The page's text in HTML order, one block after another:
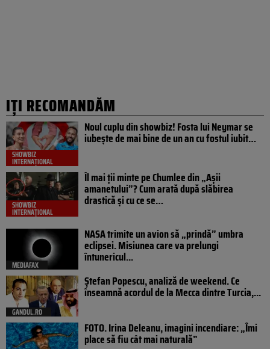
IȚI RECOMANDĂM
SHOWBIZ
INTERNAȚIONAL
Noul cuplu din showbiz! Fosta lui Neymar se
iubește de mai bine de un an cu fostul iubit…
SHOWBIZ
INTERNAȚIONAL
Îl mai ții minte pe Chumlee din „Așii
amanetului”? Cum arată după slăbirea
drastică și cu ce se…
MEDIAFAX
NASA trimite un avion să „prindă” umbra
eclipsei. Misiunea care va prelungi
întunericul...
GANDUL.RO
Ștefan Popescu, analiză de weekend. Ce
înseamnă acordul de la Mecca dintre Turcia,...
FOTO. Irina Deleanu, imagini incendiare: „Îmi
place să fiu cât mai naturală”